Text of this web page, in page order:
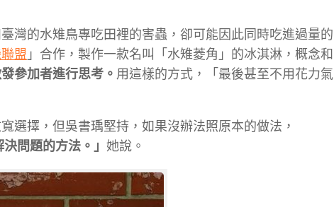
灣的水雉鳥專吃田裡的害蟲，卻可能因此同時吃進過量的
盟 」合作，製作一款名叫「水雉菱角」的冰淇淋，概念和
參加者進行思考。 用這樣的方式，「最後甚至不用花力氣
選擇，但吳書瑀堅持，如果沒辦法照原本的做法，
問題的方法。」 她說。